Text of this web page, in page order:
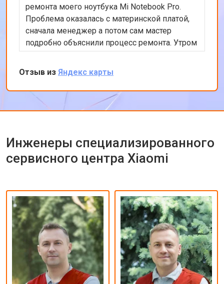
ремонта моего ноутбука Mi Notebook Pro.
Проблема оказалась с материнской платой,
сначала менеджер а потом сам мастер
подробно объяснили процесс ремонта. Утром
оставил заявку, в обед курьер приехал и к
вечеру ноутбук был готов-очень быстро.
Впечатлен оперативностью и качеством
ремонта.
Отзыв из Яндекс карты
Инженеры специализированного
сервисного центра Xiaomi